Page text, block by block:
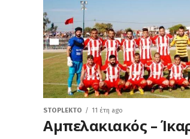
STOPLEKTO 11 έτη ago
Αμπελακιακός –